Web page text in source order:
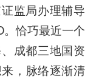
监局办理辅导
恰巧最近一个
成都三地国资
，脉络逐渐清